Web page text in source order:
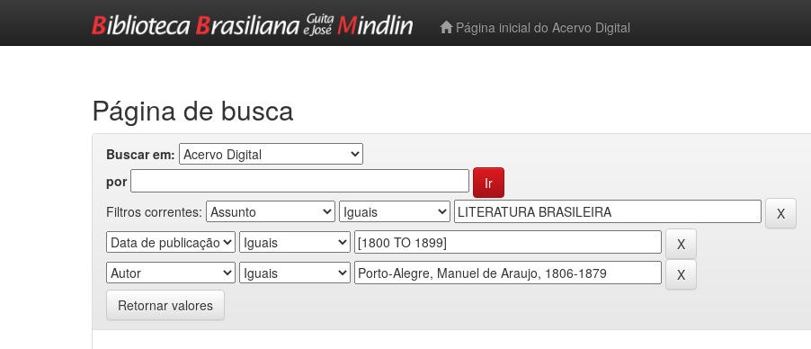
Página inicial do Acervo Digital
Página de busca
Buscar em:
por
Filtros correntes:
Retornar valores